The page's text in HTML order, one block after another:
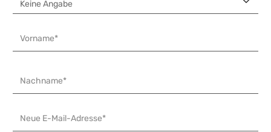
Vorname*
Nachname*
Neue E-Mail-Adresse*